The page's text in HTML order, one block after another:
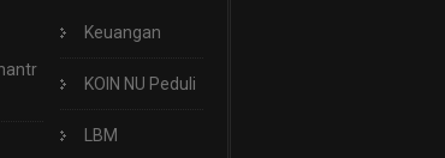
Keuangan
KOIN NU Peduli
LBM